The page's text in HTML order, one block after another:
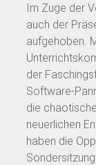
Im Zuge der
auch der
aufgehoben.
der
Software-
die
neuerlichen
haben die